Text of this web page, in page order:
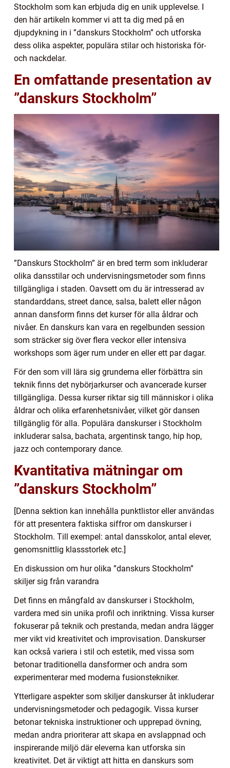
Stockholm som kan erbjuda dig en unik upplevelse. I
den här artikeln kommer vi att ta dig med på en
djupdykning in i ”danskurs Stockholm” och utforska
dess olika aspekter, populära stilar och historiska för-
och nackdelar.
En omfattande presentation av
”danskurs Stockholm”
”Danskurs Stockholm” är en bred term som inkluderar
olika dansstilar och undervisningsmetoder som finns
tillgängliga i staden. Oavsett om du är intresserad av
standarddans, street dance, salsa, balett eller någon
annan dansform finns det kurser för alla åldrar och
nivåer. En danskurs kan vara en regelbunden session
som sträcker sig över flera veckor eller intensiva
workshops som äger rum under en eller ett par dagar.
För den som vill lära sig grunderna eller förbättra sin
teknik finns det nybörjarkurser och avancerade kurser
tillgängliga. Dessa kurser riktar sig till människor i olika
åldrar och olika erfarenhetsnivåer, vilket gör dansen
tillgänglig för alla. Populära danskurser i Stockholm
inkluderar salsa, bachata, argentinsk tango, hip hop,
jazz och contemporary dance.
Kvantitativa mätningar om
”danskurs Stockholm”
[Denna sektion kan innehålla punktlistor eller användas
för att presentera faktiska siffror om danskurser i
Stockholm. Till exempel: antal dansskolor, antal elever,
genomsnittlig klassstorlek etc.]
En diskussion om hur olika ”danskurs Stockholm”
skiljer sig från varandra
Det finns en mångfald av danskurser i Stockholm,
vardera med sin unika profil och inriktning. Vissa kurser
fokuserar på teknik och prestanda, medan andra lägger
mer vikt vid kreativitet och improvisation. Danskurser
kan också variera i stil och estetik, med vissa som
betonar traditionella dansformer och andra som
experimenterar med moderna fusionstekniker.
Ytterligare aspekter som skiljer danskurser åt inkluderar
undervisningsmetoder och pedagogik. Vissa kurser
betonar tekniska instruktioner och upprepad övning,
medan andra prioriterar att skapa en avslappnad och
inspirerande miljö där eleverna kan utforska sin
kreativitet. Det är viktigt att hitta en danskurs som